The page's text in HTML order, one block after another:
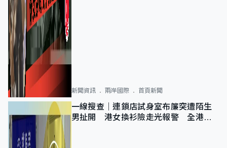
新聞資訊 兩岸國際 首頁新聞
一線搜查｜連鎖店試身室布簾突遭陌生
男扯開 港女換衫險走光報警 全港分